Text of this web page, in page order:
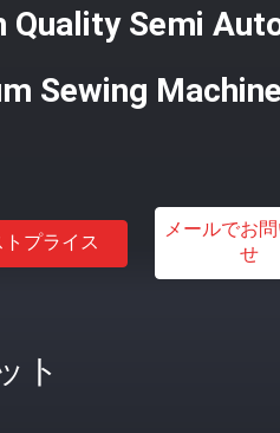
Quality Semi
Sewing
プライス
メールでお
せ
ト